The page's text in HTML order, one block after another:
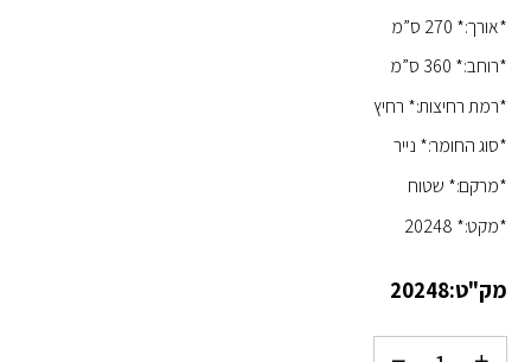
*אורך:* 270 ס”מ
*רוחב:* 360 ס”מ
*רמת רחיצות:* רחיץ
*סוג החומר:* נייר
*מרקם:* שטוח
*מקט:* 20248
מק"ט:20248